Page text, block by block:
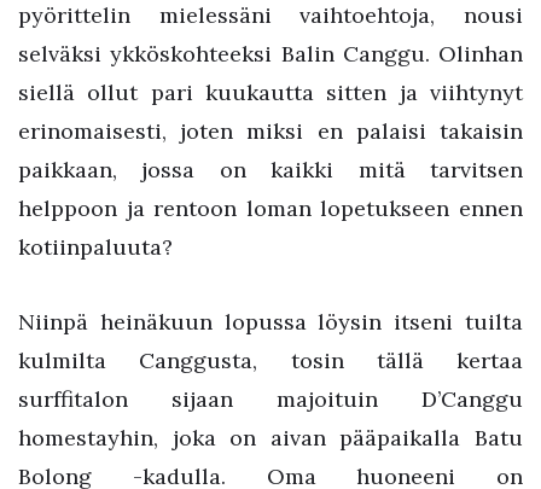
pyörittelin mielessäni vaihtoehtoja, nousi
selväksi ykköskohteeksi Balin Canggu. Olinhan
siellä ollut pari kuukautta sitten ja viihtynyt
erinomaisesti, joten miksi en palaisi takaisin
paikkaan, jossa on kaikki mitä tarvitsen
helppoon ja rentoon loman lopetukseen ennen
kotiinpaluuta?
Niinpä heinäkuun lopussa löysin itseni tuilta
kulmilta Canggusta, tosin tällä kertaa
surffitalon sijaan majoituin D’Canggu
homestayhin, joka on aivan pääpaikalla Batu
Bolong -kadulla. Oma huoneeni on